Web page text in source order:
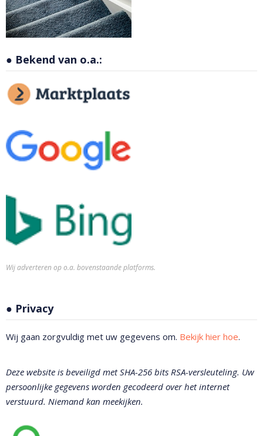
● Bekend van o.a.:
Wij adverteren op o.a. bovenstaande platforms.
● Privacy
Wij gaan zorgvuldig met uw gegevens om. Bekijk hier hoe.
Deze website is beveiligd met SHA-256 bits RSA-versleuteling. Uw
persoonlijke gegevens worden gecodeerd over het internet
verstuurd. Niemand kan meekijken.